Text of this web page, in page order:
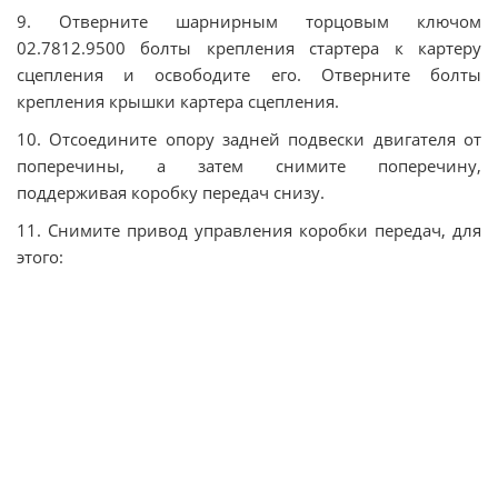
9. Отверните шарнирным торцовым ключом
02.7812.9500 болты крепления стартера к картеру
сцепления и освободите его. Отверните болты
крепления крышки картера сцепления.
10. Отсоедините опору задней подвески двигателя от
поперечины, а затем снимите поперечину,
поддерживая коробку передач снизу.
11. Снимите привод управления коробки передач, для
этого: